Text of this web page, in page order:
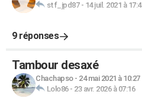
stf_jpd87- 14 juil. 2021 à
9 réponses
Tambour desaxé
Chachapso- 24 mai 2021 à 10:27
Lolo86- 23 avr. 2026 à 07:16